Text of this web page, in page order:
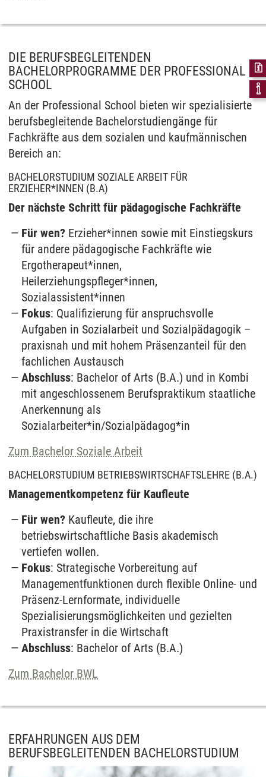
DIE BERUFSBEGLEITENDEN
BACHELORPROGRAMME DER PROFESSIONAL
SCHOOL
An der Professional School bieten wir spezialisierte
berufsbegleitende Bachelorstudiengänge für
Fachkräfte aus dem sozialen und kaufmännischen
Bereich an:
BACHELORSTUDIUM SOZIALE ARBEIT FÜR
ERZIEHER*INNEN (B.A)
Der nächste Schritt für pädagogische Fachkräfte
Für wen? Erzieher*innen sowie mit Einstiegskurs
für andere pädagogische Fachkräfte wie
Ergotherapeut*innen,
Heilerziehungspfleger*innen,
Sozialassistent*innen
Fokus: Qualifizierung für anspruchsvolle
Aufgaben in Sozialarbeit und Sozialpädagogik –
praxisnah und mit hohem Präsenzanteil für den
fachlichen Austausch
Abschluss: Bachelor of Arts (B.A.) und in Kombi
mit angeschlossenem Berufspraktikum staatliche
Anerkennung als
Sozialarbeiter*in/Sozialpädagog*in
Zum Bachelor Soziale Arbeit
BACHELORSTUDIUM BETRIEBSWIRTSCHAFTSLEHRE (B.A.)
Managementkompetenz für Kaufleute
Für wen? Kaufleute, die ihre
betriebswirtschaftliche Basis akademisch
vertiefen wollen.
Fokus: Strategische Vorbereitung auf
Managementfunktionen durch flexible Online- und
Präsenz-Lernformate, individuelle
Spezialisierungsmöglichkeiten und gezielten
Praxistransfer in die Wirtschaft
Abschluss: Bachelor of Arts (B.A.)
Zum Bachelor BWL
ERFAHRUNGEN AUS DEM
BERUFSBEGLEITENDEN BACHELORSTUDIUM